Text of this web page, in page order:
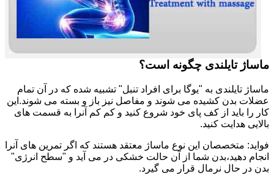
ماساژ تایلندی چگونه است؟
ماساژ تایلندی به "یوگا برای افراد تنبل" تشبیه شده که در آن تمام
عضلات بدن کشیده می شوند و مفاصل نیز باز و بسته می شوند.این
کار را باید از کف پای خود شروع کنید و کم کم آنرا به قسمت های
بالایی هدایت کنید.
فواید: متخصصان این نوع ماساژ معتقد هستند که اگر تمرین های آنرا
انجام دهید،بدن شما از آن حالت خشکی در می آید و "سطح انرژی"
بدن در حال نرمال قرار می گیرد.